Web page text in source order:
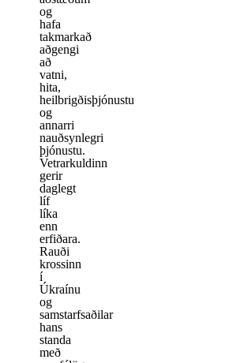
og
hafa
takmarkað
aðgengi
að
vatni,
hita,
heilbrigðisþjónustu
og
annarri
nauðsynlegri
þjónustu.
Vetrarkuldinn
gerir
daglegt
líf
líka
enn
erfiðara.
Rauði
krossinn
í
Úkraínu
og
samstarfsaðilar
hans
standa
með